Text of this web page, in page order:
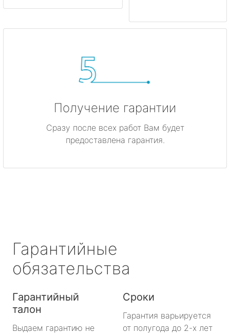
Получение гарантии
Сразу после всех работ Вам будет
предоставлена гарантия.
Гарантийные
обязательства
Гарантийный
талон
Выдаем гарантию не
Сроки
Гарантия варьируется
от полугода до 2-х лет